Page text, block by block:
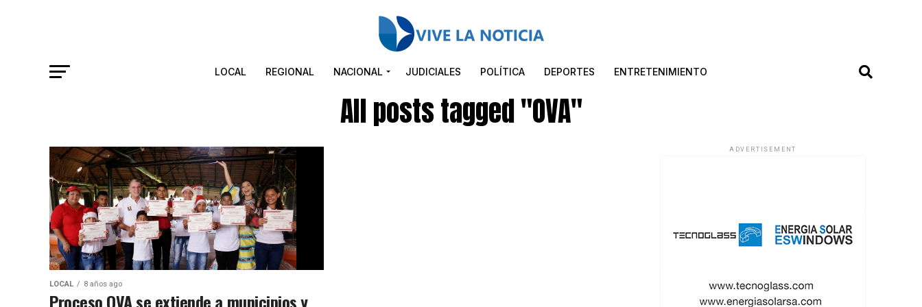
LOCAL REGIONAL NACIONAL JUDICIALES POLÍTICA DEPORTES ENTRETENIMIENTO
All posts tagged "OVA"
LOCAL 8 años ago
Proceso OVA se extiende a municipios y
ADVERTISEMENT